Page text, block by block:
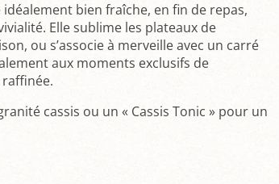
idéalement bien fraîche, en fin de repas,
Elle sublime les plateaux de
ou s’associe à merveille avec un carré
aux moments exclusifs de
cassis ou un « Cassis Tonic » pour un